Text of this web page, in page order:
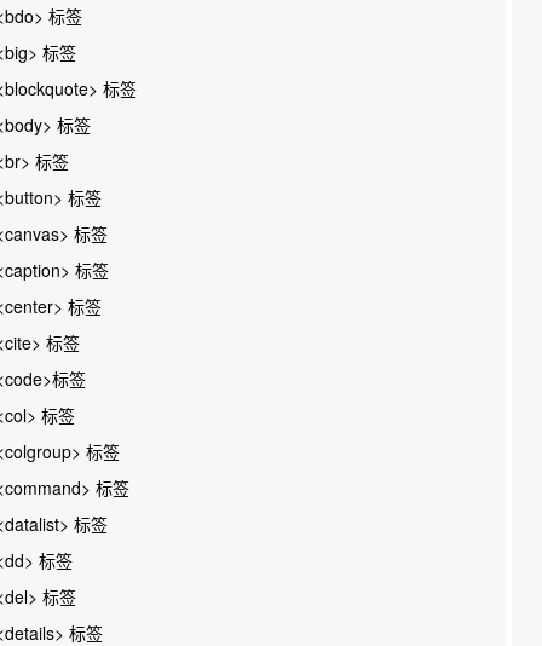
标签
标签
标签
标签
标签
标签
标签
标签
标签
标签
标签
标签
标签
标签
标签
标签
标签
标签